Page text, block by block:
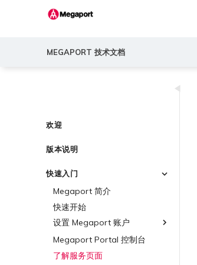
MEGAPORT 技术文档
◀
欢迎
版本说明
快速入门
Megaport 简介
快速开始
设置 Megaport 账户
概述
创建账户
Megaport Portal 控制台
了解服务页面